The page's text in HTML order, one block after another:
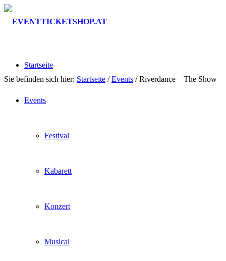
Startseite
Events
Festival
Kabarett
Konzert
Musical
Sie befinden sich hier: Startseite / Events / Riverdance – The Show